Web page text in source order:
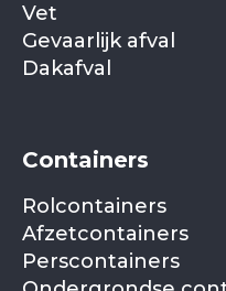
Vet
Gevaarlijk afval
Dakafval
Containers
Rolcontainers
Afzetcontainers
Perscontainers